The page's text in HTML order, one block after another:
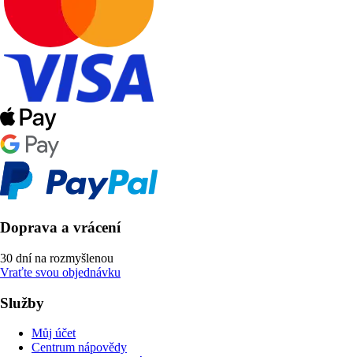
Doprava a vrácení
30 dní na rozmyšlenou
Vraťte svou objednávku
Služby
Můj účet
Centrum nápovědy